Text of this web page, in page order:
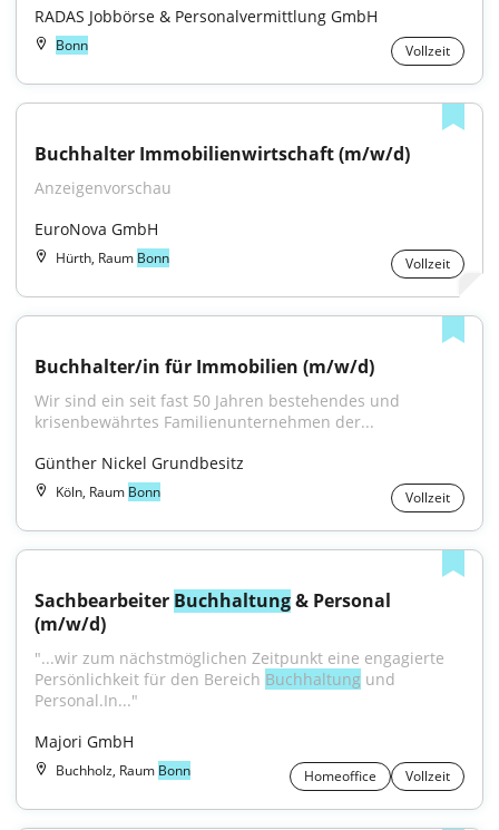
RADAS Jobbörse & Personalvermittlung GmbH
Bonn Vollzeit
Buchhalter Immobilienwirtschaft (m/w/d)
Anzeigenvorschau
EuroNova GmbH
Hürth, Raum Bonn Vollzeit
Buchhalter/in für Immobilien (m/w/d)
Wir sind ein seit fast 50 Jahren bestehendes und
krisenbewährtes Familienunternehmen der...
Günther Nickel Grundbesitz
Köln, Raum Bonn Vollzeit
Sachbearbeiter Buchhaltung & Personal
(m/w/d)
"...wir zum nächstmöglichen Zeitpunkt eine engagierte
Persönlichkeit für den Bereich Buchhaltung und
Personal.In..."
Majori GmbH
Buchholz, Raum Bonn Homeoffice Vollzeit